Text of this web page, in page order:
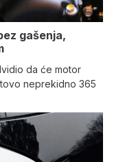
gašenja,
da će motor
neprekidno 365